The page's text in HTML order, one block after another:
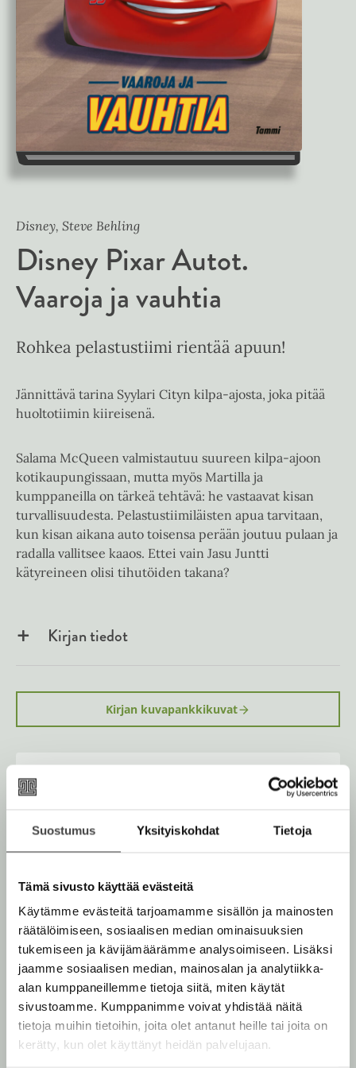
Suostumus Yksityiskohdat Tietoja
Tämä sivusto käyttää evästeitä
Käytämme evästeitä tarjoamamme sisällön ja mainosten
räätälöimiseen, sosiaalisen median ominaisuuksien
tukemiseen ja kävijämäärämme analysoimiseen. Lisäksi
jaamme sosiaalisen median, mainosalan ja analytiikka-
alan kumppaneillemme tietoja siitä, miten käytät
sivustoamme. Kumppanimme voivat yhdistää näitä
tietoja muihin tietoihin, joita olet antanut heille tai joita on
kerätty, kun olet käyttänyt heidän palvelujaan.
Disney, Steve Behling
Disney Pixar Autot.
Vaaroja ja vauhtia
Rohkea pelastustiimi rientää apuun!
Jännittävä tarina Syylari Cityn kilpa-ajosta, joka pitää
huoltotiimin kiireisenä.
Salama McQueen valmistautuu suureen kilpa-ajoon
kotikaupungissaan, mutta myös Martilla ja
kumppaneilla on tärkeä tehtävä: he vastaavat kisan
turvallisuudesta. Pelastustiimiläisten apua tarvitaan,
kun kisan aikana auto toisensa perään joutuu pulaan ja
radalla vallitsee kaaos. Ettei vain Jasu Juntti
kätyreineen olisi tihutöiden takana?
Kirjan tiedot
Kirjan kuvapankkikuvat
Osta teos
O
s
a
Kovakantinen kirja
K
i
j
a
.
f
i
A
u
k
e
u
u
n
t
e
l
e
o
o
k
b
e
a
t
A
u
u
u
n
t
e
l
e
Äänikirja
o
o
k
b
e
a
t
A
Muut teokset